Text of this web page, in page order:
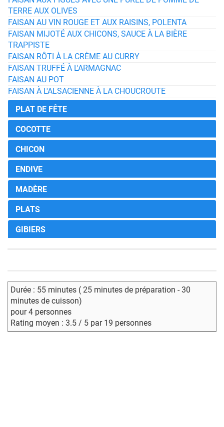
TERRE AUX OLIVES
FAISAN AU VIN ROUGE ET AUX RAISINS, POLENTA
FAISAN MIJOTÉ AUX CHICONS, SAUCE À LA BIÈRE
TRAPPISTE
FAISAN RÔTI À LA CRÈME AU CURRY
FAISAN TRUFFÉ À L'ARMAGNAC
FAISAN AU POT
FAISAN À L'ALSACIENNE À LA CHOUCROUTE
PLAT DE FÊTE
COCOTTE
CHICON
ENDIVE
MADÈRE
PLATS
GIBIERS
Durée : 55 minutes ( 25 minutes de préparation - 30
minutes de cuisson)
pour 4 personnes
Rating moyen : 3.5 / 5 par 19 personnes